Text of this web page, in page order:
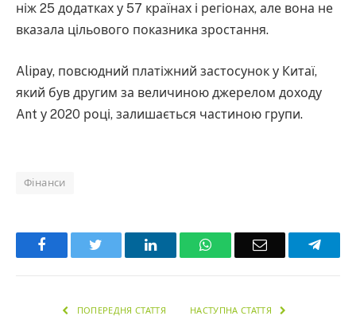
ніж 25 додатках у 57 країнах і регіонах, але вона не
вказала цільового показника зростання.
Alipay, повсюдний платіжний застосунок у Китаї,
який був другим за величиною джерелом доходу
Ant у 2020 році, залишається частиною групи.
Фінанси
Facebook LinkedInWhatsAppEmail
ПОПЕРЕДНЯ СТАТТЯ НАСТУПНА СТАТТЯ